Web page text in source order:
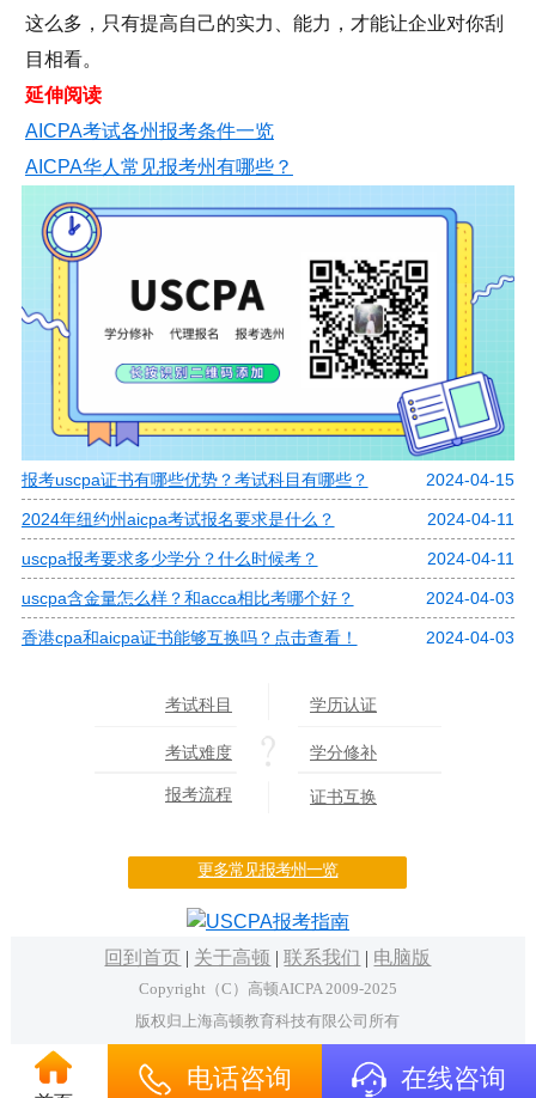
这么多，只有提高自己的实力、能力，才能让企业对你刮
目相看。
延伸阅读
AICPA考试各州报考条件一览
AICPA华人常见报考州有哪些？
报考uscpa证书有哪些优势？考试科目有哪些？ 2024-04-15
2024年纽约州aicpa考试报名要求是什么？ 2024-04-11
uscpa报考要求多少学分？什么时候考？ 2024-04-11
uscpa含金量怎么样？和acca相比考哪个好？ 2024-04-03
香港cpa和aicpa证书能够互换吗？点击查看！ 2024-04-03
考试科目
考试难度
报考流程
学历认证
学分修补
证书互换
更多常见报考州一览
回到首页 | 关于高顿 |联系我们 | 电脑版
Copyright（C）高顿AICPA 2009-2025
版权归上海高顿教育科技有限公司所有
电话咨询 在线咨询